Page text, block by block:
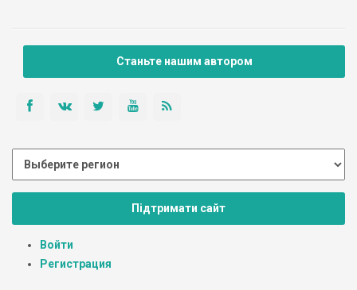
Станьте нашим автором
Підтримати сайт
Войти
Регистрация